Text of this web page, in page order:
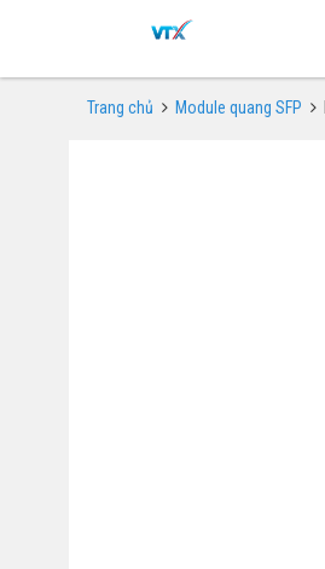
Trang chủ Module quang SFP